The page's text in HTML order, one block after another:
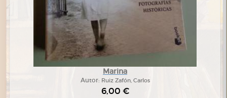
Marina
Autor: Ruiz Zafón, Carlos
6,00 €